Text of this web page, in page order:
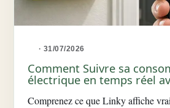
· 31/07/2026
Comment Suivre sa
électrique en temps réel
Comprenez ce que Linky affiche